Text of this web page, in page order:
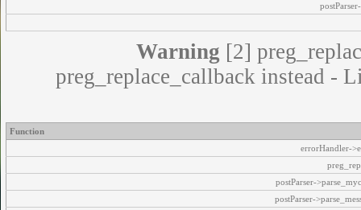
Warning [2]
preg_replace_callback instead -
Function
errorHandler-
postParser-
postParser-